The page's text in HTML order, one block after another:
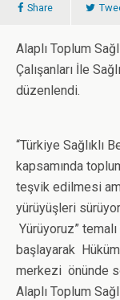
Share
Alaplı Toplum
Çalışanları İle
düzenlendi.
“Türkiye Sağlıklı
kapsamında
teşvik edilmesi
yürüyüşleri
Yürüyoruz”
başlayarak
merkezi önünde
Alaplı Toplum